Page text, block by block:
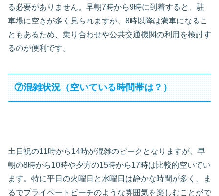
る必要がありません。早朝7時から9時に到着すると、駐
車場に空きが多く見られますが、8時以降は満車になるこ
ともあるため、乗り合わせや公共交通機関の利用を検討す
るのが便利です。
⑦混雑状況（空いている時間帯は？）
土日祝の11時から14時が混雑のピークとなりますが、早
朝の8時から10時や夕方の15時から17時は比較的空いてい
ます。特に平日の火曜日と水曜日は静かな時間が多く、ま
るでプライベートビーチのような雰囲気を楽しむことがで